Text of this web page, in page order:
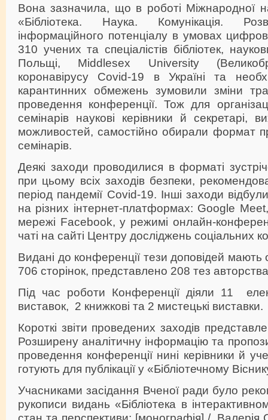
Вона зазначила, що в роботі Міжнародної
«Бібліотека. Наука. Комунікація.
інформаційного потенціалу в умовах
310 учених та спеціалістів бібліотек,
Польщі, Middlesex University
коронавірусу Covid-19 в Україні та
карантинних обмежень зумовили зміни
проведення конференції. Тож для
семінарів наукові керівники й секретарі,
можливостей, самостійно обирали формат
семінарів.
Деякі заходи проводилися в форматі
при цьому всіх заходів безпеки,
період пандемії Covid-19. Інші заходи
на різних інтернет-платформах: Google
мережі Facebook, у режимі онлайн-
чаті на сайті Центру досліджень соціальних
Видані до конференції тези доповідей мають
706 сторінок, представлено 208 тез
Під час роботи Конференції діяли 11
виставок, 2 книжкові та 2 мистецькі виставки.
Короткі звіти проведених заходів
Розширену аналітичну інформацію та
проведення конференції нині керівники й
готують для публікації у «Бібліотечному
Учасниками засідання Вченої ради було
рукописи видань «Бібліотека в